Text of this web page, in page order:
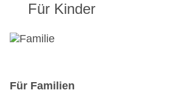
Für Kinder
Für Familien